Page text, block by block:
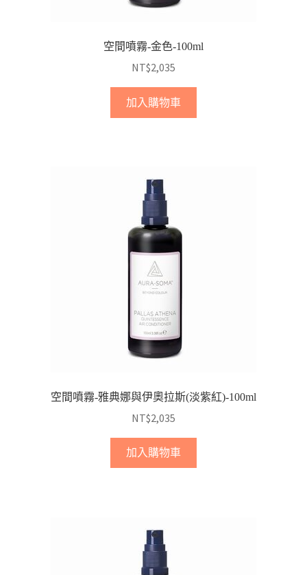
空間噴霧-金色-100ml
NT$2,035
加入購物車
空間噴霧-雅典娜與伊奧拉斯(淡紫紅)-100ml
NT$2,035
加入購物車